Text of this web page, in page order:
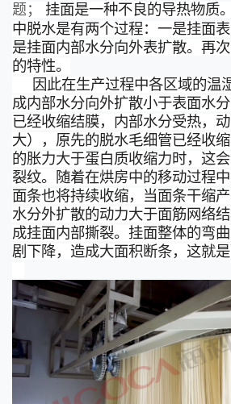
题；
挂面是一种不良的导热物质
中脱水是有两个过程：一是挂面
是挂面内部水分向外表扩散。再
的特性。
因此在生产过程中各区域的温
成内部水分向外扩散小于表面水
已经收缩结膜，内部水分受热，
大），原先的脱水毛细管已经收
的胀力大于蛋白质收缩力时，这
裂纹。随着在烘房中的移动过程中
面条也将持续收缩，当面条干缩
水分外扩散的动力大于面筋网络
成挂面内部撕裂。挂面整体的弯
剧下降，造成大面积断条，这就是